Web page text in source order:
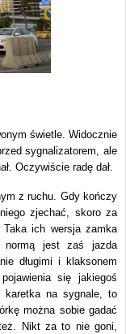
świetle. Widocznie
sygnalizatorem, ale
Oczywiście radę dał.
z ruchu. Gdy kończy
zjechać, skoro za
ich wersja zamka
normą jest zaś jazda
długimi i klaksonem
się jakiegoś
karetka na sygnale, to
można sobie gadać
Nikt za to nie goni,